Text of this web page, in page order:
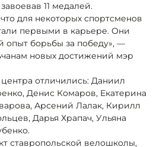
11 медалей.
для некоторых спортсменов
первыми в карьере. Они
опыт борьбы за победу», —
новых достижений мэр
отличились: Даниил
Денис Комаров, Екатерина
Арсений Лалак, Кирилл
Дарья Храпач, Ульяна
ставропольской велошколы,